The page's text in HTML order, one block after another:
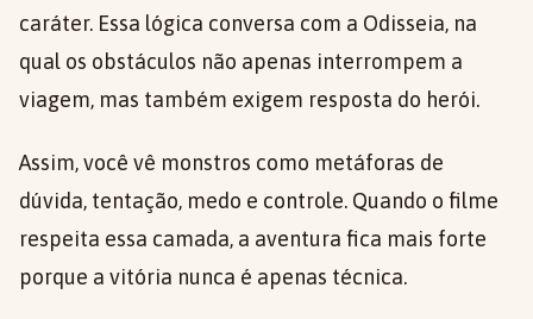
caráter. Essa lógica conversa com a Odisseia, na
qual os obstáculos não apenas interrompem a
viagem, mas também exigem resposta do herói.
Assim, você vê monstros como metáforas de
dúvida, tentação, medo e controle. Quando o filme
respeita essa camada, a aventura fica mais forte
porque a vitória nunca é apenas técnica.